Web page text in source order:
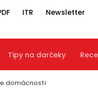
ITR Newsletter
Tipy na darčeky
domácnosti